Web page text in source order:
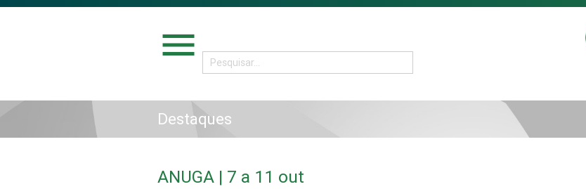
menu
Destaques
ANUGA | 7 a 11 out